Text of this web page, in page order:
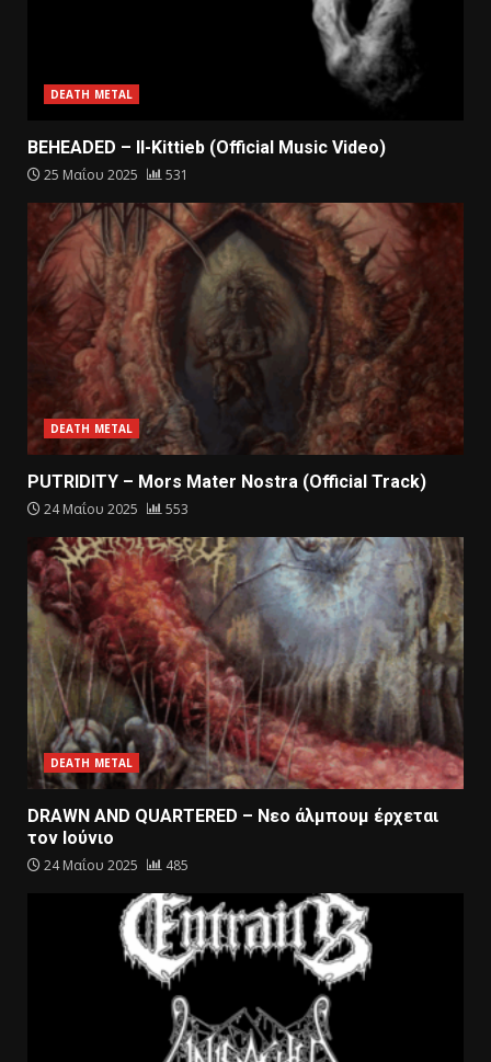
DEATH METAL
BEHEADED – Il-Kittieb (Official Music Video)
25 Μαΐου 2025 531
DEATH METAL
PUTRIDITY – Mors Mater Nostra (Official Track)
24 Μαΐου 2025 553
DEATH METAL
DRAWN AND QUARTERED – Nεο άλμπουμ έρχεται
τον Ιούνιο
24 Μαΐου 2025 485